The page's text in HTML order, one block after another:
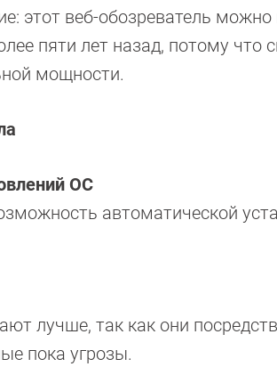
этот веб-обозреватель
пяти лет назад, потому что
мощности.
ОС
автоматической
лучше, так как они
пока угрозы.